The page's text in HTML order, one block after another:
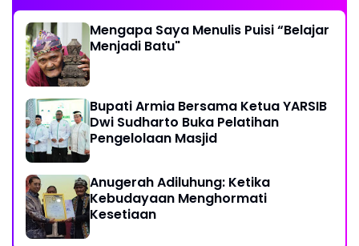
Mengapa Saya Menulis Puisi “Belajar
Menjadi Batu"
Bupati Armia Bersama Ketua YARSIB
Dwi Sudharto Buka Pelatihan
Pengelolaan Masjid
Anugerah Adiluhung: Ketika
Kebudayaan Menghormati
Kesetiaan